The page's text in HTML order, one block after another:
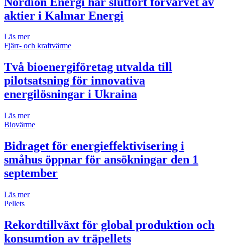
aktier i Kalmar Energi
Läs mer
Fjärr- och kraftvärme
Två bioenergiföretag utvalda till
pilotsatsning för innovativa
energilösningar i Ukraina
Läs mer
Biovärme
Bidraget för energieffektivisering i
småhus öppnar för ansökningar den 1
september
Läs mer
Pellets
Rekordtillväxt för global produktion och
konsumtion av träpellets